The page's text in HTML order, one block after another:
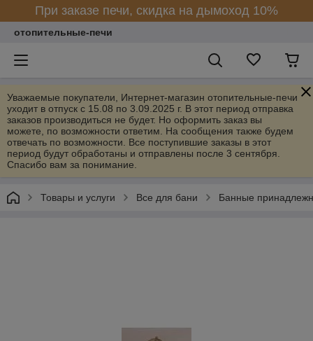
При заказе печи, скидка на дымоход 10%
отопительные-печи
Уважаемые покупатели, Интернет-магазин отопительные-печи
уходит в отпуск с 15.08 по 3.09.2025 г. В этот период отправка
заказов производиться не будет. Но оформить заказ вы
можете, по возможности ответим. На сообщения также будем
отвечать по возможности. Все поступившие заказы в этот
период будут обработаны и отправлены после 3 сентября.
Спасибо вам за понимание.
Товары и услуги Все для бани Банные